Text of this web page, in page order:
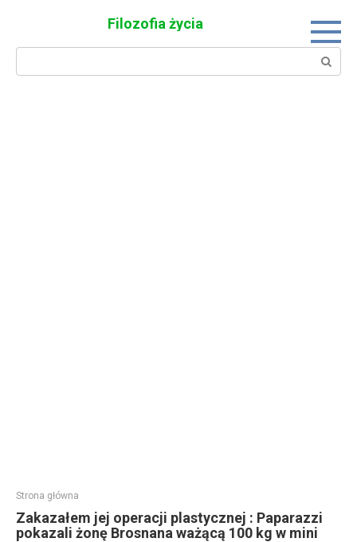
Filozofia życia
Search:
Strona główna
Zakazałem jej operacji plastycznej : Paparazzi
pokazali żonę Brosnana ważącą 100 kg w mini